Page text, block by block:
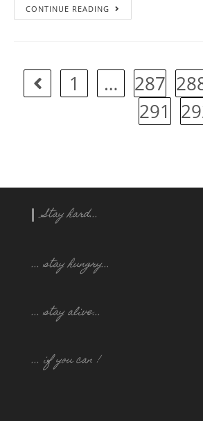
CONTINUE READING
1 … 287
291
Stay hard...
... stay hungry...
... stay alive...
... if you can !